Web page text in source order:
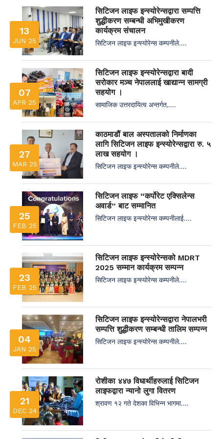
13
JUN 25
सिटिजन लाइफ इन्स्योरेन्सद्वारा सम्पत्ति
शुद्धीकरण सम्बन्धी अभिमुखीकरण
कार्यक्रम संचालन
सिटिजन लाइफ इन्स्योरेन्स कम्पनीले....
07
APR 25
सिटिजन लाइफ इन्स्योरेन्सद्वारा बादी
सरोकार मञ्च नेपाललाई खाद्यान्न सामग्री
सहयोग ।
सामाजिक उत्तरदायित्व अन्तर्गत,....
27
MAR 25
काठमाडौं बाल अस्पतालको निर्माणका
लागि सिटिजन लाइफ इन्स्योरेन्सद्वारा रु. ५
लाख सहयोग ।
सिटिजन लाइफ इन्स्योरेन्स कम्पनीले....
25
FEB 25
सिटिजन लाइफ “कर्पोरेट एक्सिलेन्स
अवार्ड” बाट सम्मानित
सिटिजन लाइफ इन्स्योरेन्स कम्पनीलाई....
23
FEB 25
सिटिजन लाइफ इन्स्योरेन्सको MDRT
2025 सम्मान कार्यक्रम सम्पन्न
सिटिजन लाइफ इन्स्योरेन्स कम्पनीले....
04
JAN 25
सिटिजन लाइफ इन्स्योरेन्सद्वारा नेपालभरी
सम्पत्ति शुद्धीकरण सम्बन्धी तालिम सम्पन्न
सिटिजन लाइफ इन्स्योरेन्स कम्पनीले....
21
DEC 24
रोशीका ४४७ विधार्थीहरुलाई सिटिजन
लाइफद्वारा न्यानो लुगा वितरण
श्रावण १२ गते देशका विभिन्न भागमा....